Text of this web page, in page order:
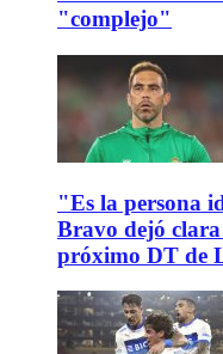
"complejo"
"Es la persona
Bravo dejó
próximo DT de